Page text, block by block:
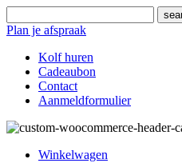
Plan je afspraak
Kolf huren
Cadeaubon
Contact
Aanmeldformulier
Winkelwagen